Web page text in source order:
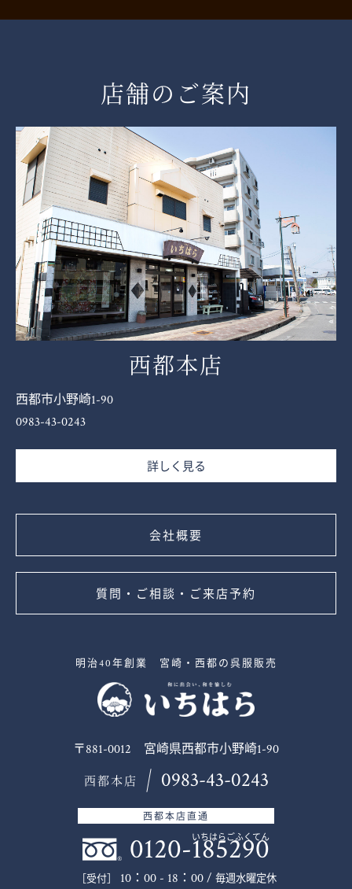
店舗のご案内
西都本店
西都市小野崎1-90
0983-43-0243
詳しく見る
会社概要
質問・ご相談・ご来店予約
明治40年創業 宮崎・西都の呉服販売
〒881-0012 宮崎県西都市小野崎1-90
西都本店 0983-43-0243
西都本店直通
0120-185290
いちはらごふくてん
［受付］ 10：00 - 18：00 / 毎週水曜定休